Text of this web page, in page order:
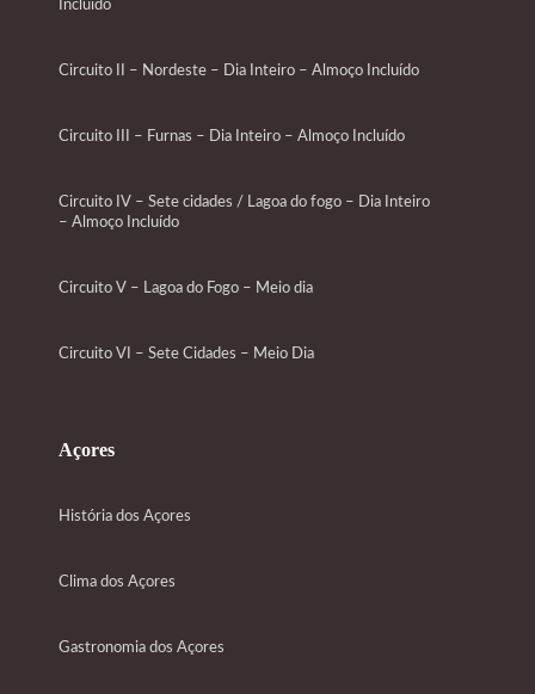
Incluído
Circuito II – Nordeste – Dia Inteiro – Almoço Incluído
Circuito III – Furnas – Dia Inteiro – Almoço Incluído
Circuito IV – Sete cidades / Lagoa do fogo – Dia Inteiro
– Almoço Incluído
Circuito V – Lagoa do Fogo – Meio dia
Circuito VI – Sete Cidades – Meio Dia
Açores
História dos Açores
Clima dos Açores
Gastronomia dos Açores